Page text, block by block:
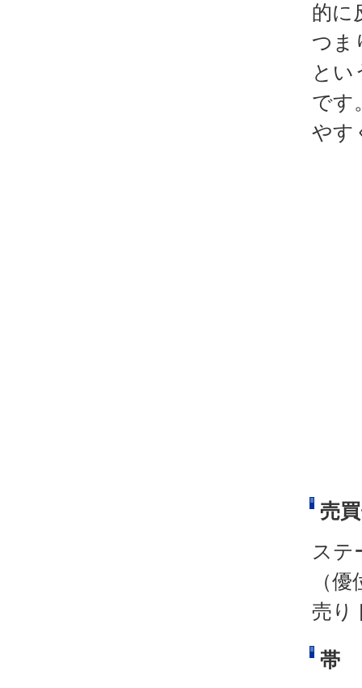
的に
つま
とい
です
やす
売
ステ
（
売り
帯